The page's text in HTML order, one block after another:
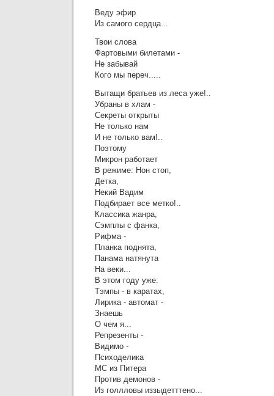
Веду эфир
Из самого сердца...
Твои слова
Фартовыми билетами -
Не забывай
Кого мы переч.....
Вытащи братьев из леса уже!..
Убраны в хлам -
Секреты открыты
Не только нам
И не только вам!..
Поэтому
Микрон работает
В режиме: Нон стоп,
Детка,
Некий Вадим
Подбирает все метко!..
Классика жанра,
Сэмплы с фанка,
Рифма -
Планка поднята,
Панама натянута
На веки...
В этом году уже:
Тэмпы - в каратах,
Лирика - автомат -
Знаешь
О чем я...
Репрезенты -
Видимо -
Психоделика
МС из Питера
Против демонов -
Из голлловы иззыдетттено...